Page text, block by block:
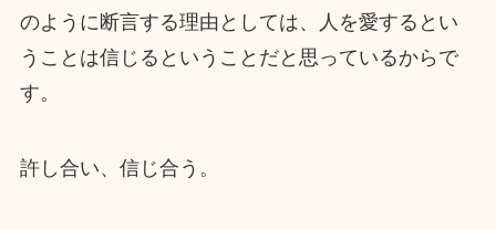
のように断言する理由としては、人を愛するとい
うことは信じるということだと思っているからで
す。
許し合い、信じ合う。